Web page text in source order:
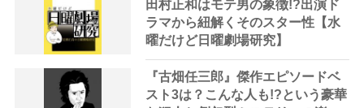
田村正和はモテ男の象徴!?出演ド
ラマから紐解くそのスター性【水
曜だけど日曜劇場研究】
『古畑任三郎』傑作エピソードベ
スト3は？こんな人も!?という豪華